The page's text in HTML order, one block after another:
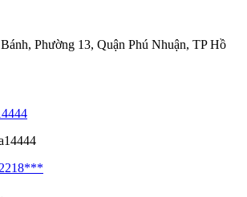
Phường 13, Quận Phú Nhuận, TP Hồ